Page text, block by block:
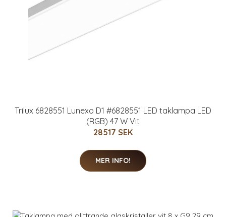
Trilux 6828551 Lunexo D1 #6828551 LED taklampa LED
(RGB) 47 W Vit
28517 SEK
MER INFO!